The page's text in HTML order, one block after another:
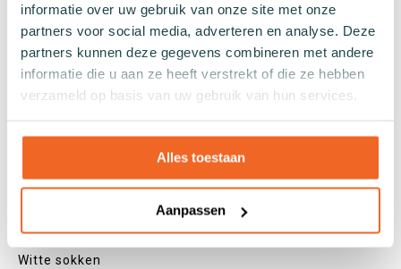
informatie over uw gebruik van onze site met onze
partners voor social media, adverteren en analyse. Deze
partners kunnen deze gegevens combineren met andere
informatie die u aan ze heeft verstrekt of die ze hebben
verzameld op basis van uw gebruik van hun services.
Alles toestaan
Aanpassen
Lengtes
Footies
Sneakersokken
Normale sokken
Panty's
Veel kleurige sokken
Witte sokken